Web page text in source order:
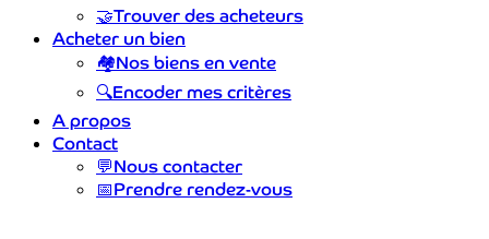
🤝Trouver des acheteurs
Acheter un bien
🏘️Nos biens en vente
🔍Encoder mes critères
A propos
Contact
💬Nous contacter
📅Prendre rendez-vous